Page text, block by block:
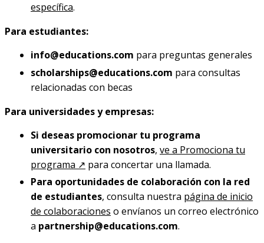
específica.
Para estudiantes:
info@educations.com para preguntas generales
scholarships@educations.com para consultas
relacionadas con becas
Para universidades y empresas:
Si deseas promocionar tu programa
universitario con nosotros, ve a Promociona tu
programa ↗ para concertar una llamada.
Para oportunidades de colaboración con la red
de estudiantes, consulta nuestra página de inicio
de colaboraciones o envíanos un correo electrónico
a partnership@educations.com.